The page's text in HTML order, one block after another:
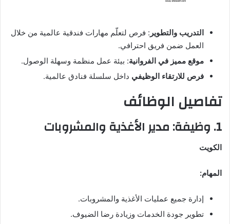
التدريب والتطوير : فرص لتعلّم مهارات فندقية عالمية من خلال
العمل ضمن فريق احترافي.
موقع مميز في الفروانية: بيئة عمل منظمة وسهلة الوصول.
فرص للارتقاء الوظيفي داخل سلسلة فنادق عالمية.
تفاصيل الوظائف
1. وظيفة: مدير الأغذية والمشروبات
الكويت
المهام:
إدارة جميع عمليات الأغذية والمشروبات.
تطوير جودة الخدمات وزيادة رضا الضيوف.